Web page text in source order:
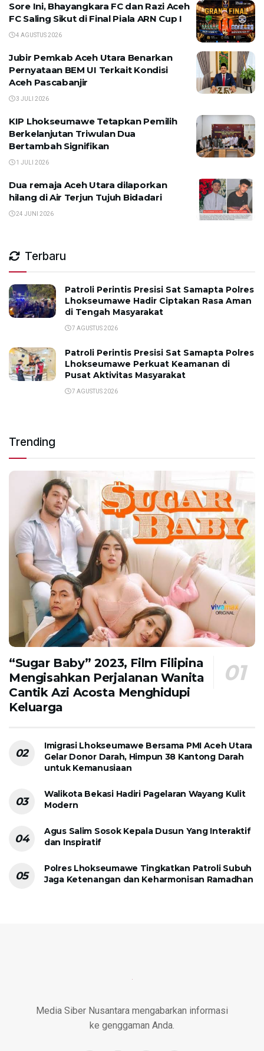
Sore Ini, Bhayangkara FC dan Razi Aceh
FC Saling Sikut di Final Piala ARN Cup I
4 AGUSTUS 2026
Jubir Pemkab Aceh Utara Benarkan
Pernyataan BEM UI Terkait Kondisi
Aceh Pascabanjir
3 JULI 2026
KIP Lhokseumawe Tetapkan Pemilih
Berkelanjutan Triwulan Dua
Bertambah Signifikan
1 JULI 2026
Dua remaja Aceh Utara dilaporkan
hilang di Air Terjun Tujuh Bidadari
24 JUNI 2026
Terbaru
Patroli Perintis Presisi Sat Samapta Polres
Lhokseumawe Hadir Ciptakan Rasa Aman
di Tengah Masyarakat
7 AGUSTUS 2026
Patroli Perintis Presisi Sat Samapta Polres
Lhokseumawe Perkuat Keamanan di
Pusat Aktivitas Masyarakat
7 AGUSTUS 2026
Trending
“Sugar Baby” 2023, Film Filipina
Mengisahkan Perjalanan Wanita
Cantik Azi Acosta Menghidupi
Keluarga
Imigrasi Lhokseumawe Bersama PMI Aceh Utara
Gelar Donor Darah, Himpun 38 Kantong Darah
untuk Kemanusiaan
Walikota Bekasi Hadiri Pagelaran Wayang Kulit
Modern
Agus Salim Sosok Kepala Dusun Yang Interaktif
dan Inspiratif
Polres Lhokseumawe Tingkatkan Patroli Subuh
Jaga Ketenangan dan Keharmonisan Ramadhan
Media Siber Nusantara mengabarkan informasi
ke genggaman Anda.